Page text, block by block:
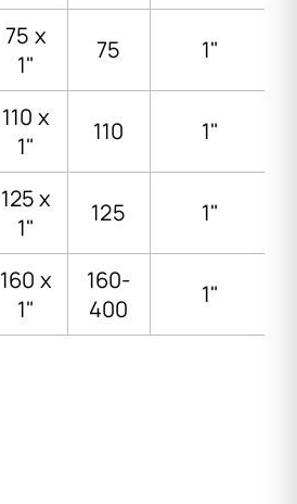
75 x
1"
75 1"
110 x
1"
110 1"
125 x
1"
125 1"
160 x
1"
160-
400
1"